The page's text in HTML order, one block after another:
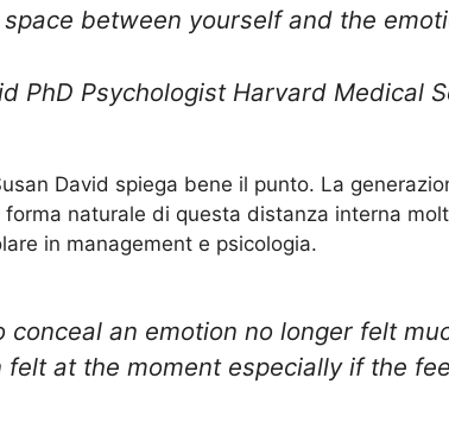
space between yourself and the
PhD Psychologist Harvard Medical
David spiega bene il punto. La
naturale di questa distanza interna
in management e psicologia.
conceal an emotion no longer felt
felt at the moment especially if the